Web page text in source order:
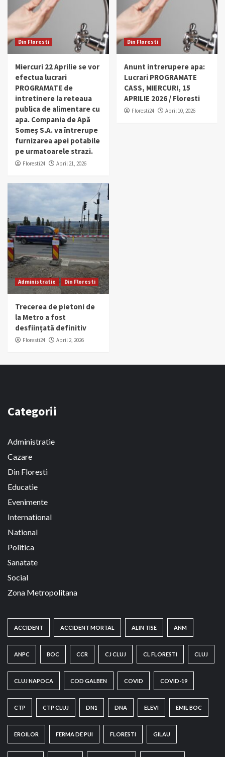
Din Floresti
Miercuri 22 Aprilie se vor
efectua lucrari
PROGRAMATE de
intretinere la reteaua
publica de alimentare cu
apa. Compania de Apă
Someș S.A. va întrerupe
furnizarea apei potabile
pe urmatoarele strazi.
Floresti24 April 21, 2026
Din Floresti
Anunt intrerupere apa:
Lucrari PROGRAMATE
CASS, MIERCURI, 15
APRILIE 2026 / Floresti
Floresti24 April 10, 2026
Administratie Din Floresti
Trecerea de pietoni de
la Metro a fost
desființată definitiv
Floresti24 April 2, 2026
Categorii
Administratie
Cazare
Din Floresti
Educatie
Evenimente
International
National
Politica
Sanatate
Social
Zona Metropolitana
ACCIDENT ACCIDENT MORTAL ALIN TISE ANM
ANPC BOC CCR CJ CLUJ CL FLORESTI CLUJ
CLUJ NAPOCA COD GALBEN COVID COVID-19
CTP CTP CLUJ DN1 DNA ELEVI EMIL BOC
EROILOR FERMA DE PUI FLORESTI GILAU